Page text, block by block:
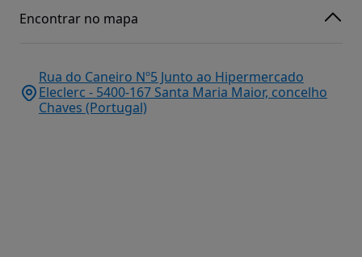
Encontrar no mapa
Rua do Caneiro Nº5 Junto ao Hipermercado
Eleclerc - 5400-167 Santa Maria Maior, concelho
Chaves (Portugal)